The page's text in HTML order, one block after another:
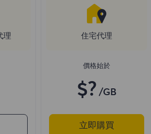
理 住宅代理
價格始於
$? /GB
立即購買